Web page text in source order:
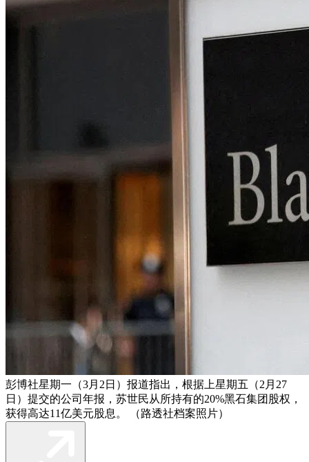
彭博社星期一（3月2日）报道指出，根据上星期五（2月27
日）提交的公司年报，苏世民从所持有的20%黑石集团股权，
获得高达11亿美元股息。 （路透社档案照片）